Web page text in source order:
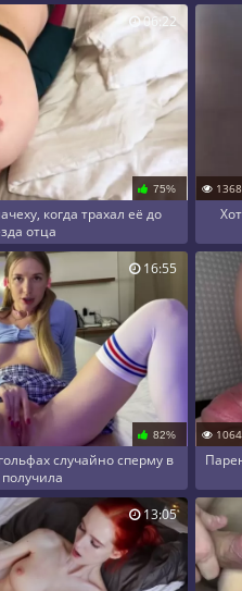
75%
когда трахал её до
отца
06:22
82%
случайно сперму в
получила
16:55
13:05